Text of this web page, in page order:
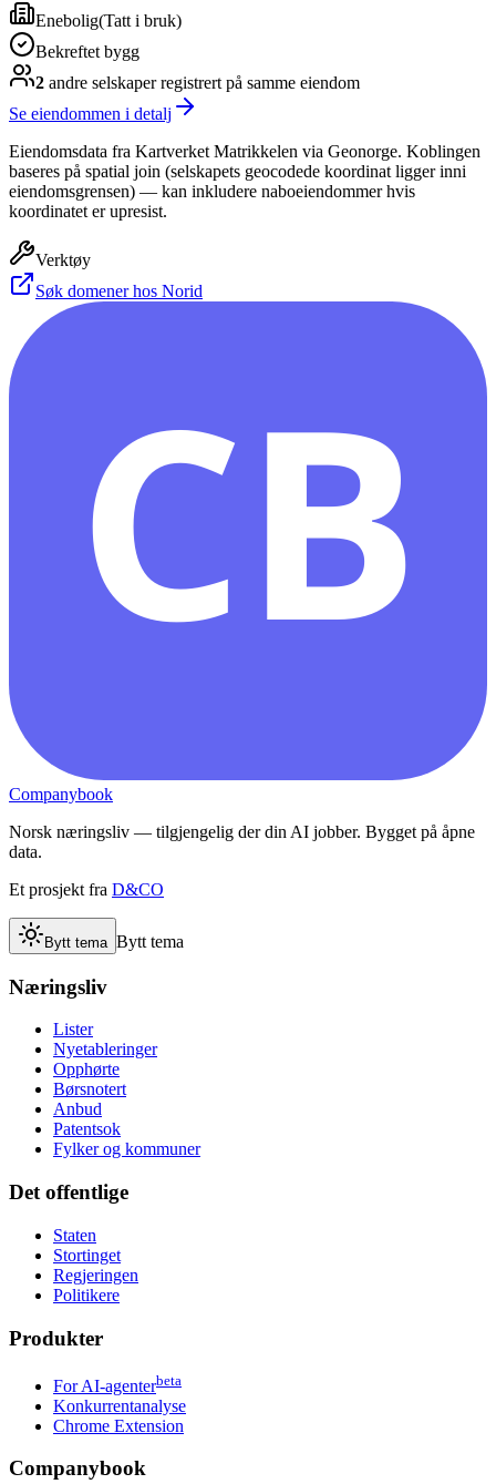
Enebolig(Tatt i bruk)
Bekreftet bygg
2 andre selskaperregistrert på samme eiendom
Se eiendommen i detalj
Eiendomsdata fra Kartverket Matrikkelen via Geonorge. Koblingen
baseres på spatial join (selskapets geocodede koordinat ligger inni
eiendomsgrensen) — kan inkludere naboeiendommer hvis
koordinatet er upresist.
Verktøy
Søk domener hos Norid
CB
Companybook
Norsk næringsliv — tilgjengelig der din AI jobber. Bygget på åpne
data.
Et prosjekt fra D&CO
Bytt tema Bytt tema
Næringsliv
Lister
Nyetableringer
Opphørte
Børsnotert
Anbud
Patentsok
Fylker og kommuner
Det offentlige
Staten
Stortinget
Regjeringen
Politikere
Produkter
For AI-agenterbeta
Konkurrentanalyse
Chrome Extension
Companybook